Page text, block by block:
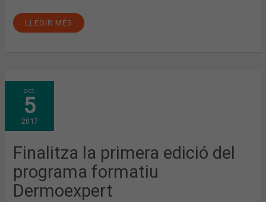
LLEGIR MÉS
oct.
5
2017
Finalitza la primera edició del
programa formatiu
Dermoexpert
FINALITZA
LA
PRIMERA
EDICIÓ
DEL
PROGRAMA
FORMATIU